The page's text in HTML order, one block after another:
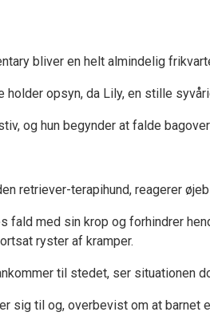
bliver en helt almindelig
holder opsyn, da Lily, en stille
og hun begynder at falde
retriever-terapihund, reagerer
fald med sin krop og forhindrer
ryster af kramper.
til stedet, ser situationen
sig til og, overbevist om at barnet